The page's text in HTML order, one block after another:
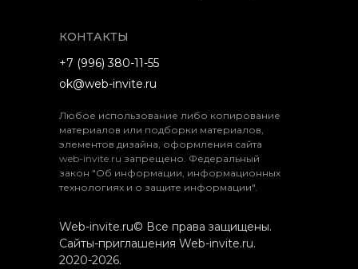
Любое использование либо копирование
материалов или подборки материалов,
элементов дизайна, оформления сайта
web-invite.ru запрещено. Федеральный
закон "Об информации, информационных
технологиях и о защите информации".
Web-invite.ru© Все права защищены.
Сайты-приглашения Web-invite.ru.
2020-2026.
+7 (996) 380-11-55
ok@web-invite.ru
КОНТАКТЫ